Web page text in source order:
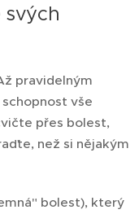
svých
pravidelným
vše
přes bolest,
než si nějakým
bolest), který